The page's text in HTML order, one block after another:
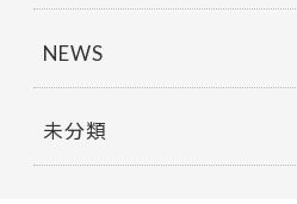
NEWS
未分類